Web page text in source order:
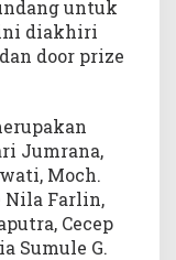
untuk
diakhiri
door prize
Jumrana,
Moch.
Nila Farlin,
Cecep
Sumule G.